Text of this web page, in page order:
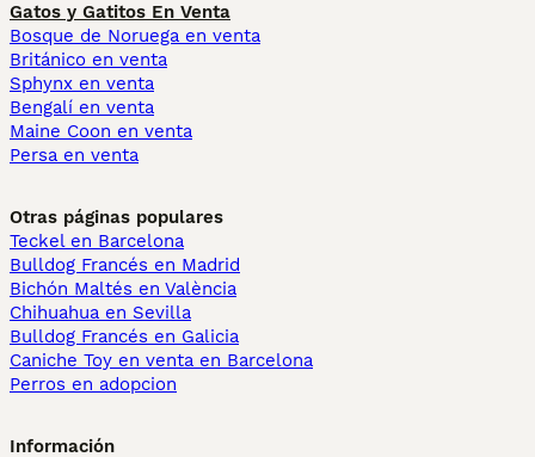
Gatos y Gatitos En Venta
Bosque de Noruega en venta
Británico en venta
Sphynx en venta
Bengalí en venta
Maine Coon en venta
Persa en venta
Otras páginas populares
Teckel en Barcelona
Bulldog Francés en Madrid
Bichón Maltés en València
Chihuahua en Sevilla
Bulldog Francés en Galicia
Caniche Toy en venta en Barcelona
Perros en adopcion
Información